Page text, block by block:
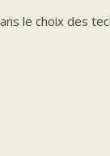
le choix des